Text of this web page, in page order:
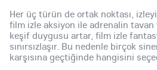
Her üç türün de ortak noktası,
film izle aksiyon ile adrenalin
keşif duygusu artar, film izle
sınırsızlaşır. Bu nedenle birçok
karşısına geçtiğinde hangisini